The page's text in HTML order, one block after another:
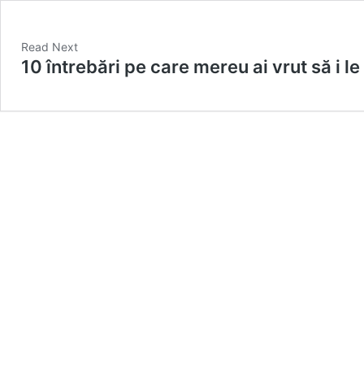
Read Next
10 întrebări pe care mereu ai vrut să i